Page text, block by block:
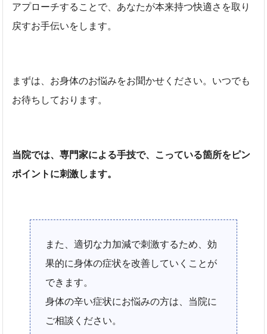
アプローチすることで、あなたが本来持つ快適さを取り
戻すお手伝いをします。
まずは、お身体のお悩みをお聞かせください。いつでも
お待ちしております。
当院では、専門家による手技で、こっている箇所をピン
ポイントに刺激します。
また、適切な力加減で刺激するため、効
果的に身体の症状を改善していくことが
できます。
身体の辛い症状にお悩みの方は、当院に
ご相談ください。